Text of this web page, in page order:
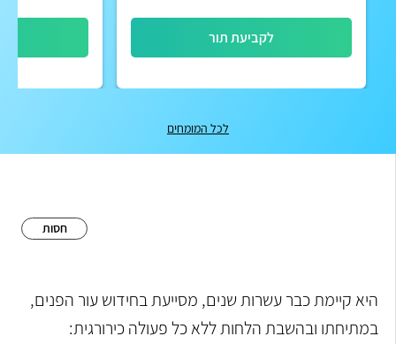
לקביעת תור
לכל המומחים
חסות
היא קיימת כבר עשרות שנים, מסייעת בחידוש עור הפנים,
במתיחתו ובהשבת הלחות ללא כל פעולה כירורגית: